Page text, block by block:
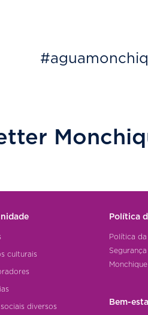
culturais
sociais diversos
Política
Política
Monchique
Bem-